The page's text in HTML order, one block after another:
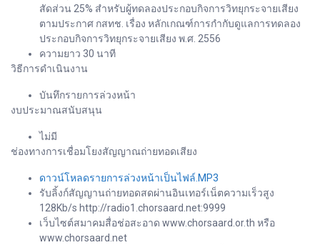
สัดส่วน 25% สำหรับผู้ทดลองประกอบกิจการวิทยุกระจายเสียง
ตามประกาศ กสทช. เรื่อง หลักเกณฑ์การกำกับดูแลการทดลอง
ประกอบกิจการวิทยุกระจายเสียง พ.ศ. 2556
ความยาว 30 นาที
วิธีการดำเนินงาน
บันทึกรายการล่วงหน้า
งบประมาณสนับสนุน
ไม่มี
ช่องทางการเชื่อมโยงสัญญาณถ่ายทอดเสียง
ดาวน์โหลดรายการล่วงหน้าเป็นไฟล์.MP3
รับลิ้งก์สัญญานถ่ายทอดสดผ่านอินเทอร์เน็ตความเร็วสูง
128Kb/s http://radio1.chorsaard.net:9999
เว็บไซต์สมาคมสื่อช่อสะอาด www.chorsaard.or.th หรือ
www.chorsaard.net